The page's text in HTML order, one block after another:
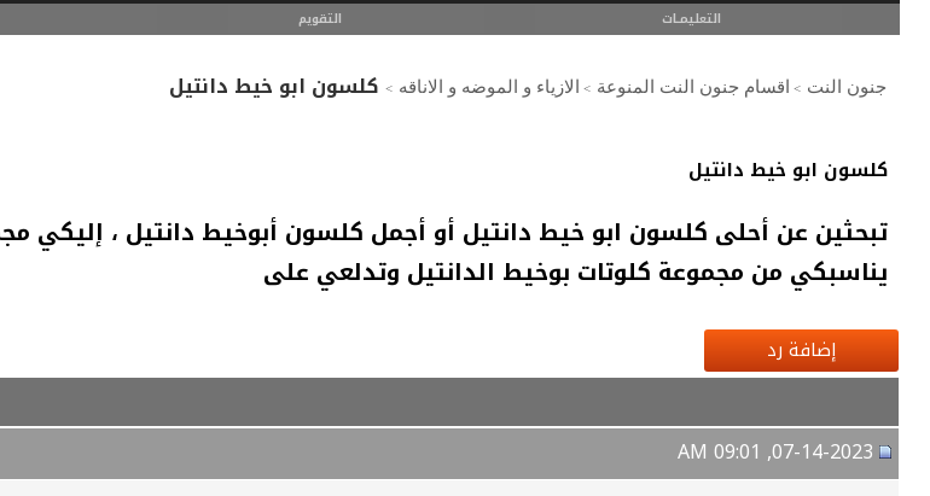
التعليمـــات التقويم
جنون النت > اقسام جنون النت المنوعة > الازياء و الموضه و الاناقه > كلسون ابو خيط دانتيل
كلسون ابو خيط دانتيل
تبحثين عن أحلى كلسون ابو خيط دانتيل أو أجمل كلسون أبوخيط دانتيل ، إليكي
يناسبكي من مجموعة كلوتات بوخيط الدانتيل وتدلعي على
إضافة رد